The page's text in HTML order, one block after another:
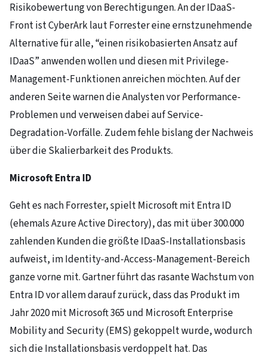
Risikobewertung von Berechtigungen. An der IDaaS-
Front ist CyberArk laut Forrester eine ernstzunehmende
Alternative für alle, “einen risikobasierten Ansatz auf
IDaaS” anwenden wollen und diesen mit Privilege-
Management-Funktionen anreichen möchten. Auf der
anderen Seite warnen die Analysten vor Performance-
Problemen und verweisen dabei auf Service-
Degradation-Vorfälle. Zudem fehle bislang der Nachweis
über die Skalierbarkeit des Produkts.
Microsoft Entra ID
Geht es nach Forrester, spielt Microsoft mit Entra ID
(ehemals Azure Active Directory), das mit über 300.000
zahlenden Kunden die größte IDaaS-Installationsbasis
aufweist, im Identity-and-Access-Management-Bereich
ganze vorne mit. Gartner führt das rasante Wachstum von
Entra ID vor allem darauf zurück, dass das Produkt im
Jahr 2020 mit Microsoft 365 und Microsoft Enterprise
Mobility and Security (EMS) gekoppelt wurde, wodurch
sich die Installationsbasis verdoppelt hat. Das